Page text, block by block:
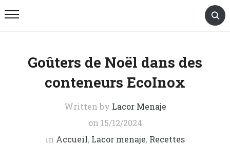
Goûters de Noël dans des
conteneurs EcoInox
Written by Lacor Menaje
on 15/12/2024
in Accueil, Lacor menaje, Recettes